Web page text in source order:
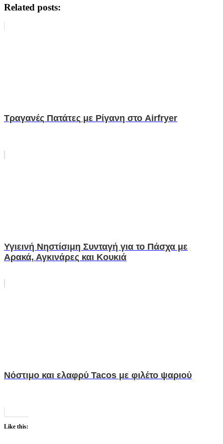
Related posts:
Τραγανές Πατάτες με Ρίγανη στο Airfryer
Υγιεινή Νηστίσιμη Συνταγή για το Πάσχα με
Αρακά, Αγκινάρες και Κουκιά
Νόστιμο και ελαφρύ Tacos με φιλέτο ψαριού
Like this: